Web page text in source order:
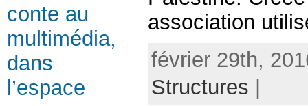
conte au
multimédia,
dans
l’espace
association
février 29th,
Structures